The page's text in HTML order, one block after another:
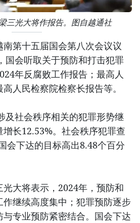
三光大将作报告。图自越通社
第十五届国会第八次会议议
国会听取关于预防和打击犯罪
年反腐败工作报告；最高人
人民检察院检察长报告等。
及社会秩序相关的犯罪形势继
长12.53%。社会秩序犯罪查
会下达的目标高出8.48个百分
大将表示，2024年，预防和
继续高度集中；犯罪预防逐步
专业预防紧密结合。国会下达